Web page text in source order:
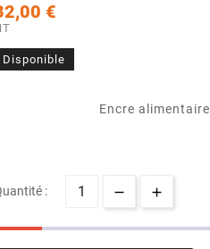
€
Disponible
Encre
: